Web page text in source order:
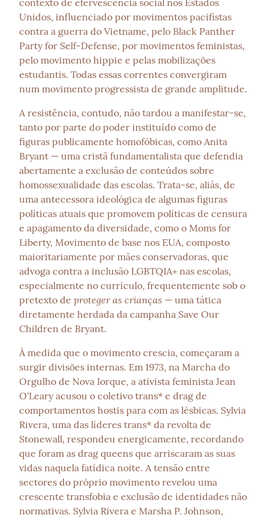
contexto de efervescência social nos Estados
Unidos, influenciado por movimentos pacifistas
contra a guerra do Vietname, pelo Black Panther
Party for Self-Defense, por movimentos feministas,
pelo movimento hippie e pelas mobilizações
estudantis. Todas essas correntes convergiram
num movimento progressista de grande amplitude.
A resistência, contudo, não tardou a manifestar-se,
tanto por parte do poder instituído como de
figuras publicamente homofóbicas, como Anita
Bryant — uma cristã fundamentalista que defendia
abertamente a exclusão de conteúdos sobre
homossexualidade das escolas. Trata-se, aliás, de
uma antecessora ideológica de algumas figuras
políticas atuais que promovem políticas de censura
e apagamento da diversidade, como o Moms for
Liberty, Movimento de base nos EUA, composto
maioritariamente por mães conservadoras, que
advoga contra a inclusão LGBTQIA+ nas escolas,
especialmente no currículo, frequentemente sob o
pretexto de proteger as crianças — uma tática
diretamente herdada da campanha Save Our
Children de Bryant.
À medida que o movimento crescia, começaram a
surgir divisões internas. Em 1973, na Marcha do
Orgulho de Nova Iorque, a ativista feminista Jean
O'Leary acusou o coletivo trans* e drag de
comportamentos hostis para com as lésbicas. Sylvia
Rivera, uma das líderes trans* da revolta de
Stonewall, respondeu energicamente, recordando
que foram as drag queens que arriscaram as suas
vidas naquela fatídica noite. A tensão entre
sectores do próprio movimento revelou uma
crescente transfobia e exclusão de identidades não
normativas. Sylvia Rivera e Marsha P. Johnson,